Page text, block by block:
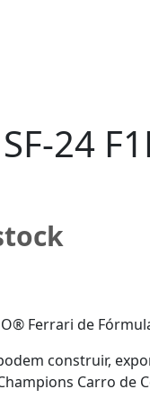
24
Ferrari de
construir,
Carro de